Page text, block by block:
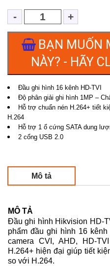
BẠN MUỐN
NÀY? - HÃY
Đầu ghi hình 16 kênh HD-TVI
Độ phân giải ghi hình 1MP –
Hỗ trợ chuẩn nén H.264+ tiết
H.264
Hỗ trợ 1 ổ cứng SATA dung
2 cổng USB 2.0
Mô tả
MÔ TẢ
Đầu ghi hình Hikvision HD-
phẩm đầu ghi hình 16
camera CVI, AHD, HD-
H.264+ hiện đại giúp tiết
so với H.264.